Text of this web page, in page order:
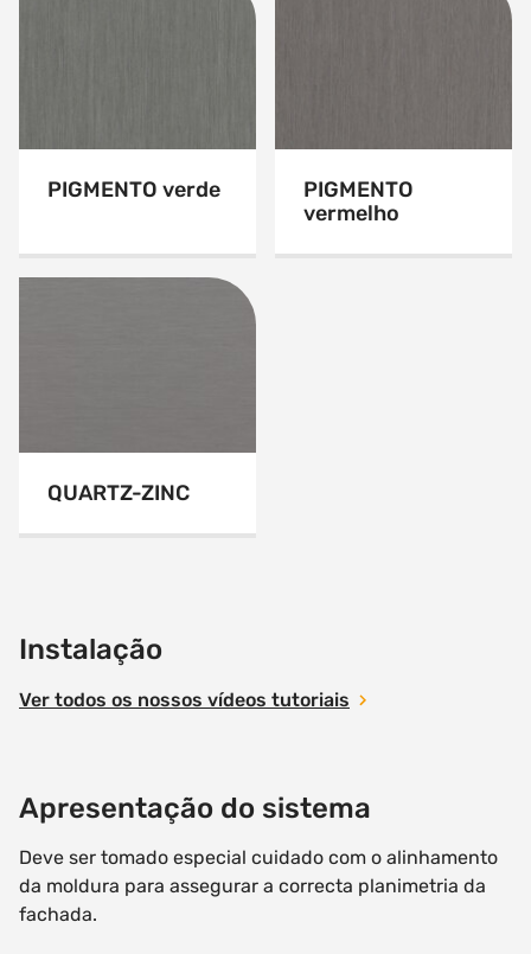
PIGMENTO verde
PIGMENTO
vermelho
QUARTZ-ZINC
Instalação
Ver todos os nossos vídeos tutoriais
Apresentação do sistema
Deve ser tomado especial cuidado com o alinhamento
da moldura para assegurar a correcta planimetria da
fachada.